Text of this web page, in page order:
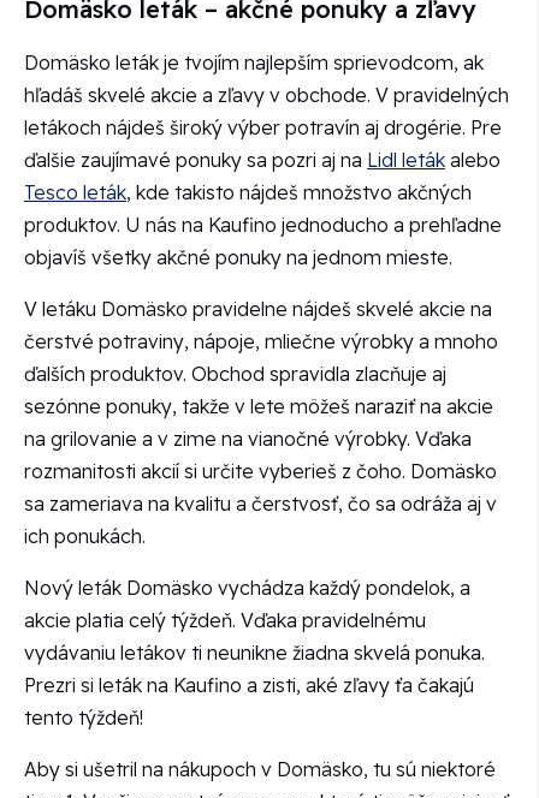
Domäsko leták – akčné ponuky a zľavy
Domäsko leták je tvojím najlepším sprievodcom, ak
hľadáš skvelé akcie a zľavy v obchode. V pravidelných
letákoch nájdeš široký výber potravín aj drogérie. Pre
ďalšie zaujímavé ponuky sa pozri aj na Lidl leták alebo
Tesco leták, kde takisto nájdeš množstvo akčných
produktov. U nás na Kaufino jednoducho a prehľadne
objavíš všetky akčné ponuky na jednom mieste.
V letáku Domäsko pravidelne nájdeš skvelé akcie na
čerstvé potraviny, nápoje, mliečne výrobky a mnoho
ďalších produktov. Obchod spravidla zlacňuje aj
sezónne ponuky, takže v lete môžeš naraziť na akcie
na grilovanie a v zime na vianočné výrobky. Vďaka
rozmanitosti akcií si určite vyberieš z čoho. Domäsko
sa zameriava na kvalitu a čerstvosť, čo sa odráža aj v
ich ponukách.
Nový leták Domäsko vychádza každý pondelok, a
akcie platia celý týždeň. Vďaka pravidelnému
vydávaniu letákov ti neunikne žiadna skvelá ponuka.
Prezri si leták na Kaufino a zisti, aké zľavy ťa čakajú
tento týždeň!
Aby si ušetril na nákupoch v Domäsko, tu sú niektoré